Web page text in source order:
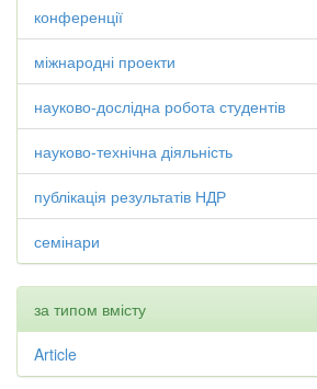
конференції
міжнародні проекти
науково-дослідна робота студентів
науково-технічна діяльність
публікація результатів НДР
семінари
за типом вмісту
Article